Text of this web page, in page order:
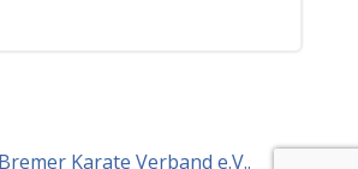
Karate Verband e.V..